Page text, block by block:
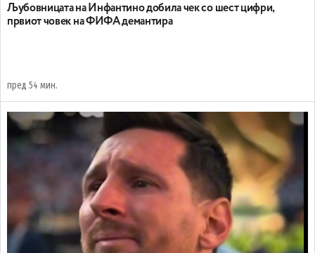
Љубовницата на Инфантино добила чек со шест цифри,
првиот човек на ФИФА демантира
пред 54 мин.